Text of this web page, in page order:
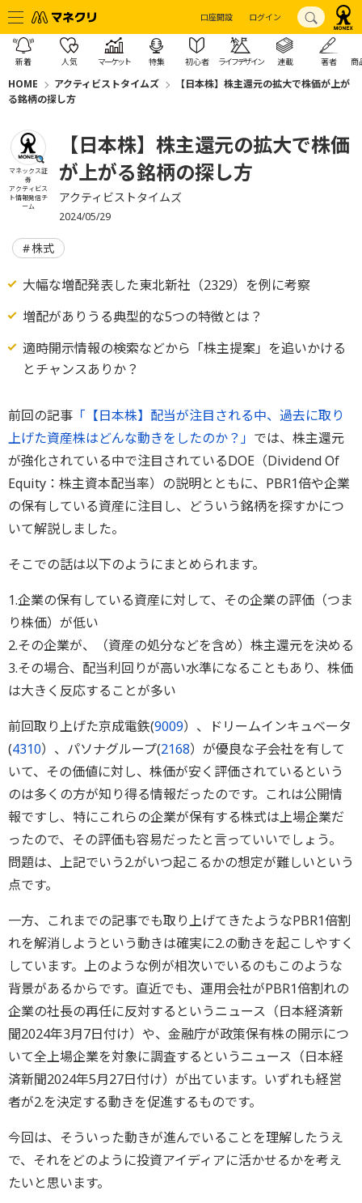
口座開設 ログイン
新着 人気 マーケット 特集 初心者 ライフデザイン 連載 著者 商
HOME アクティビストタイムズ
【日本株】株主還元の拡大で株価が上が
る銘柄の探し方
マネックス証
券
アクティビス
ト情報発信チ
ーム
【日本株】株主還元の拡大で株価
が上がる銘柄の探し方
アクティビストタイムズ
2024/05/29
株式
大幅な増配発表した東北新社（2329）を例に考察
増配がありうる典型的な5つの特徴とは？
適時開示情報の検索などから「株主提案」を追いかける
とチャンスありか？
前回の記事 「【日本株】配当が注目される中、過去に取り
上げた資産株はどんな動きをしたのか？」 では、株主還元
が強化されている中で注目されているDOE（Dividend Of
Equity：株主資本配当率）の説明とともに、PBR1倍や企業
の保有している資産に注目し、どういう銘柄を探すかにつ
いて解説しました。
そこでの話は以下のようにまとめられます。
1.企業の保有している資産に対して、その企業の評価（つま
り株価）が低い
2.その企業が、（資産の処分などを含め）株主還元を決める
3.その場合、配当利回りが高い水準になることもあり、株価
は大きく反応することが多い
前回取り上げた京成電鉄(9009）、ドリームインキュベータ
(4310）、パソナグループ(2168）が優良な子会社を有して
いて、その価値に対し、株価が安く評価されているという
のは多くの方が知り得る情報だったのです。これは公開情
報ですし、特にこれらの企業が保有する株式は上場企業だ
ったので、その評価も容易だったと言っていいでしょう。
問題は、上記でいう2.がいつ起こるかの想定が難しいという
点です。
一方、これまでの記事でも取り上げてきたようなPBR1倍割
れを解消しようという動きは確実に2.の動きを起こしやすく
しています。上のような例が相次いでいるのもこのような
背景があるからです。直近でも、運用会社がPBR1倍割れの
企業の社長の再任に反対するというニュース（日本経済新
聞2024年3月7日付け）や、金融庁が政策保有株の開示につ
いて全上場企業を対象に調査するというニュース（日本経
済新聞2024年5月27日付け）が出ています。いずれも経営
者が2.を決定する動きを促進するものです。
今回は、そういった動きが進んでいることを理解したうえ
で、それをどのように投資アイディアに活かせるかを考え
たいと思います。